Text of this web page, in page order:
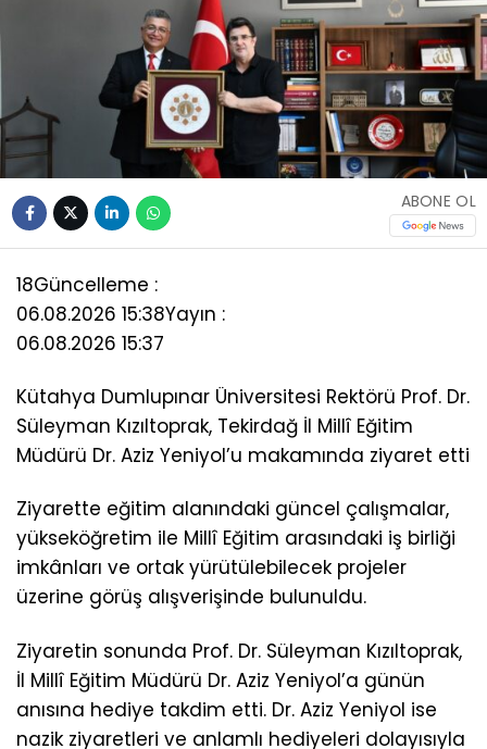
ABONE OL
18Güncelleme :
06.08.2026 15:38Yayın :
06.08.2026 15:37
Kütahya Dumlupınar Üniversitesi Rektörü Prof. Dr.
Süleyman Kızıltoprak, Tekirdağ İl Millî Eğitim
Müdürü Dr. Aziz Yeniyol’u makamında ziyaret etti
Ziyarette eğitim alanındaki güncel çalışmalar,
yükseköğretim ile Millî Eğitim arasındaki iş birliği
imkânları ve ortak yürütülebilecek projeler
üzerine görüş alışverişinde bulunuldu.
Ziyaretin sonunda Prof. Dr. Süleyman Kızıltoprak,
İl Millî Eğitim Müdürü Dr. Aziz Yeniyol’a günün
anısına hediye takdim etti. Dr. Aziz Yeniyol ise
nazik ziyaretleri ve anlamlı hediyeleri dolayısıyla